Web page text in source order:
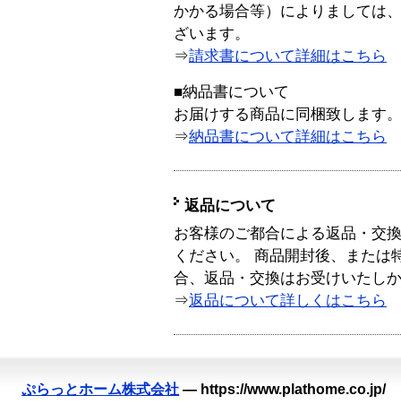
かかる場合等）によりましては
ざいます。
⇒請求書について詳細はこちら
■納品書について
お届けする商品に同梱致します。
⇒納品書について詳細はこちら
返品について
お客様のご都合による返品・交
ください。 商品開封後、または
合、返品・交換はお受けいたし
⇒返品について詳しくはこちら
ぷらっとホーム株式会社 — https://www.plathome.co.jp/